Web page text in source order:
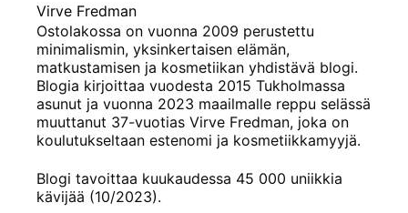
Virve Fredman
Ostolakossa on vuonna 2009 perustettu
minimalismin, yksinkertaisen elämän,
matkustamisen ja kosmetiikan yhdistävä blogi.
Blogia kirjoittaa vuodesta 2015 Tukholmassa
asunut ja vuonna 2023 maailmalle reppu selässä
muuttanut 37-vuotias Virve Fredman, joka on
koulutukseltaan estenomi ja kosmetiikkamyyjä.
Blogi tavoittaa kuukaudessa 45 000 uniikkia
kävijää (10/2023).